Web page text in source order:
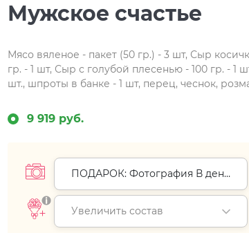
Мужское счастье
Мясо вяленое - пакет (50 гр.) - 3 шт, Сыр
гр. - 1 шт, Сыр с голубой плесенью - 100 гр. - 1
шт., шпроты в банке - 1 шт, перец, чеснок,
9 919 руб.
ПОДАРОК: Фотография В день
доставки (+0 руб.)
Увеличить состав